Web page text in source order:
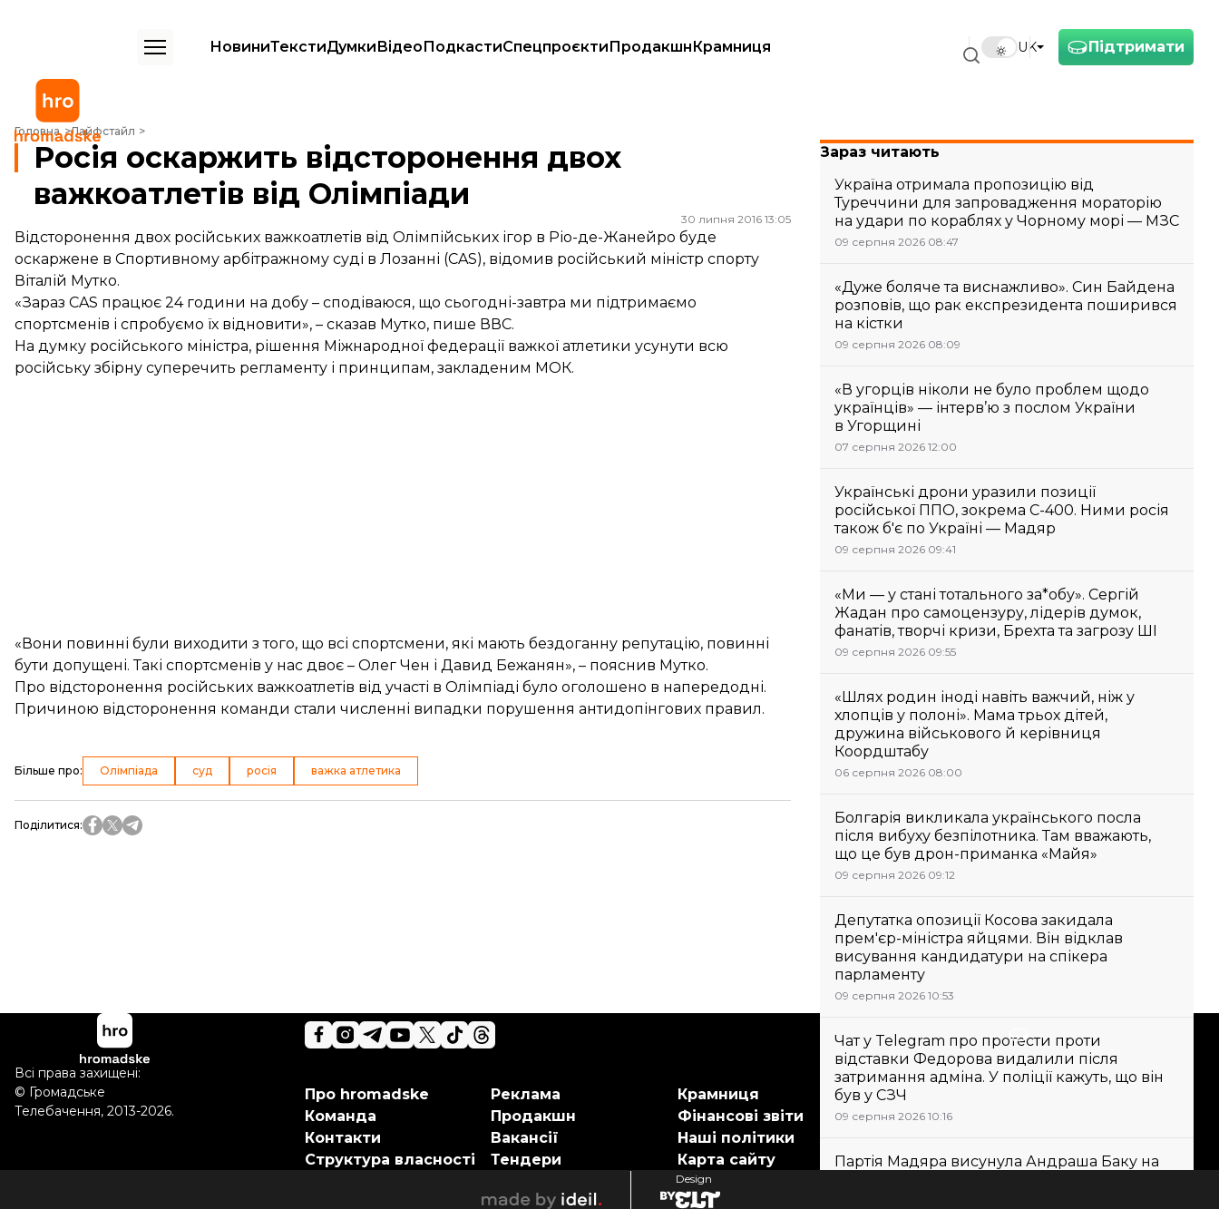
Підтримати
UK
НовиниТекстиДумкиВідеоПодкастиСпецпроєктиПродакшнКрамниця
Головна Лайфстайл
Росія оскаржить відсторонення двох важкоатлетів від Олімпіади
Росія оскаржить відсторонення двох
важкоатлетів від Олімпіади
30 липня 2016 13:05
Відсторонення двох російських важкоатлетів від Олімпійських ігор в Ріо-де-Жанейро буде
оскаржене в Спортивному арбітражному суді в Лозанні (CAS), відомив російський міністр спорту
Віталій Мутко.
«Зараз CAS працює 24 години на добу – сподіваюся, що сьогодні-завтра ми підтримаємо
спортсменів і спробуємо їх відновити», – сказав Мутко, пише ВВС.
На думку російського міністра, рішення Міжнародної федерації важкої атлетики усунути всю
російську збірну суперечить регламенту і принципам, закладеним МОК.
«Вони повинні були виходити з того, що всі спортсмени, які мають бездоганну репутацію, повинні
бути допущені. Такі спортсменів у нас двоє – Олег Чен і Давид Бежанян», – пояснив Мутко.
Про відсторонення російських важкоатлетів від участі в Олімпіаді було оголошено в напередодні.
Причиною відсторонення команди стали численні випадки порушення антидопінгових правил.
Більше про: Олімпіада суд росія важка атлетика
Поділитися:
Зараз читають
Україна отримала пропозицію від
Туреччини для запровадження мораторію
на удари по кораблях у Чорному морі — МЗС
09 серпня 2026 08:47
«Дуже боляче та виснажливо». Син Байдена
розповів, що рак експрезидента поширився
на кістки
09 серпня 2026 08:09
«В угорців ніколи не було проблем щодо
українців» — інтерв’ю з послом України
в Угорщині
07 серпня 2026 12:00
Українські дрони уразили позиції
російської ППО, зокрема С-400. Ними росія
також б'є по Україні — Мадяр
09 серпня 2026 09:41
«Ми — у стані тотального за*обу». Сергій
Жадан про самоцензуру, лідерів думок,
фанатів, творчі кризи, Брехта та загрозу ШІ
09 серпня 2026 09:55
«Шлях родин іноді навіть важчий, ніж у
хлопців у полоні». Мама трьох дітей,
дружина військового й керівниця
Коордштабу
06 серпня 2026 08:00
Болгарія викликала українського посла
після вибуху безпілотника. Там вважають,
що це був дрон-приманка «Майя»
09 серпня 2026 09:12
Депутатка опозиції Косова закидала
прем'єр-міністра яйцями. Він відклав
висування кандидатури на спікера
парламенту
09 серпня 2026 10:53
Чат у Telegram про протести проти
відставки Федорова видалили після
затримання адміна. У поліції кажуть, що він
був у СЗЧ
09 серпня 2026 10:16
Партія Мадяра висунула Андраша Баку на
Підтримати
Ми працюємо для тебе та
другом
Про hromadske
Команда
Контакти
Структура власності
Реклама
Продакшн
Вакансії
Тендери
Крамниця
Фінансові звіти
Наші політики
Карта сайту
Всі права захищені:
© Громадське
Телебачення, 2013-2026.
ideil
Design
elt